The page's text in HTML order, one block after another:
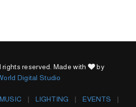
reserved. Made with
by
Digital Studio
MUSIC LIGHTING
EVENTS